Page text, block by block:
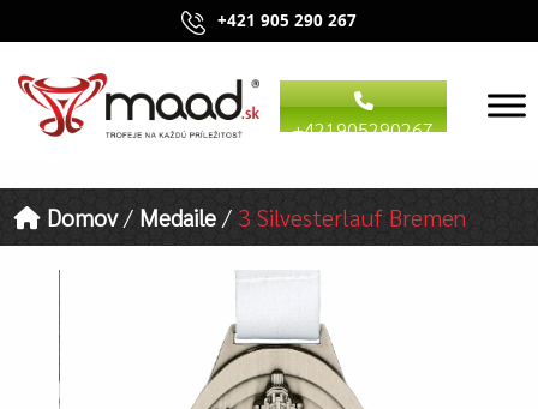
+421 905 290 267
+421905290267
Domov/ Medaile / 3 Silvesterlauf Bremen